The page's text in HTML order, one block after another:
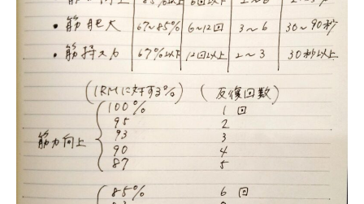
お客様の声（50代以上）
お客様の声（男性）